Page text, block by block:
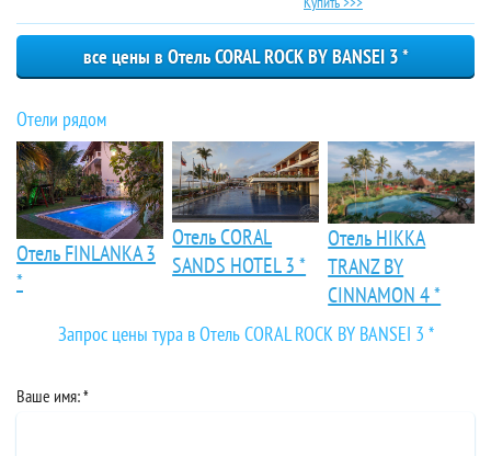
все цены в Отель CORAL ROCK BY BANSEI 3 *
Отели рядом
Отель FINLANKA 3
*
Отель CORAL
SANDS HOTEL 3 *
Отель HIKKA
TRANZ BY
CINNAMON 4 *
Отель CORAL ROCK BY BANSEI 3 *
Отель CORAL ROCK BY BANSEI 3 *
Отель CORAL ROCK BY BANSEI 3 *
Запрос цены тура в Отель CORAL ROCK BY BANSEI 3 *
Ваше имя: *